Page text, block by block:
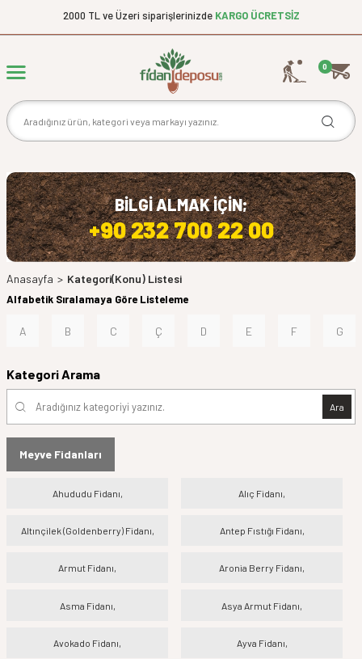
2000 TL ve Üzeri siparişlerinizde KARGO ÜCRETSİZ
0
BİLGİ ALMAK İÇİN;
+90 232 700 22 00
Anasayfa > Kategori(Konu) Listesi
Alfabetik Sıralamaya Göre Listeleme
A B C Ç D E F G
Kategori Arama
Ara
Meyve Fidanları
Ahududu Fidanı, Alıç Fidanı,
Altınçilek (Goldenberry) Fidanı, Antep Fıstığı Fidanı,
Armut Fidanı, Aronia Berry Fidanı,
Asma Fidanı, Asya Armut Fidanı,
Avokado Fidanı, Ayva Fidanı,